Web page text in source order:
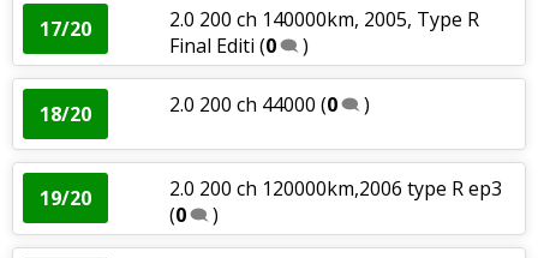
17/20
2.0 200 ch 140000km, 2005, Type R
Final Editi (0 )
18/20 2.0 200 ch 44000 (0 )
19/20
2.0 200 ch 120000km,2006 type R ep3
(0 )